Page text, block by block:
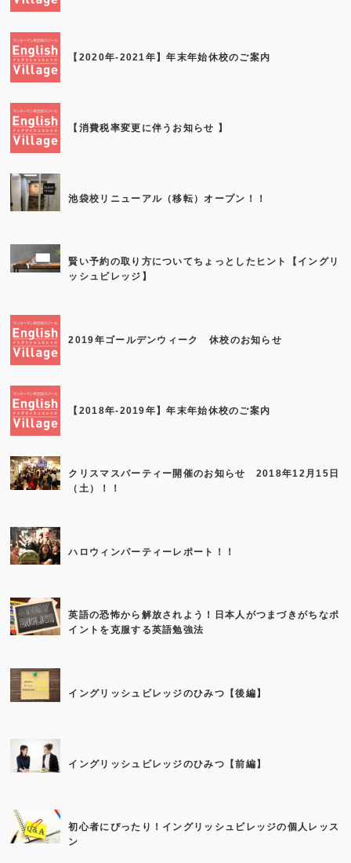
【2020年-2021年】年末年始休校のご案内
【消費税率変更に伴うお知らせ 】
池袋校リニューアル（移転）オープン！！
賢い予約の取り方についてちょっとしたヒント【イングリ
ッシュビレッジ】
2019年ゴールデンウィーク 休校のお知らせ
【2018年-2019年】年末年始休校のご案内
クリスマスパーティー開催のお知らせ 2018年12月15日
（土）！！
ハロウィンパーティーレポート！！
英語の恐怖から解放されよう！日本人がつまづきがちなポ
イントを克服する英語勉強法
イングリッシュビレッジのひみつ【後編】
イングリッシュビレッジのひみつ【前編】
初心者にぴったり！イングリッシュビレッジの個人レッス
ン